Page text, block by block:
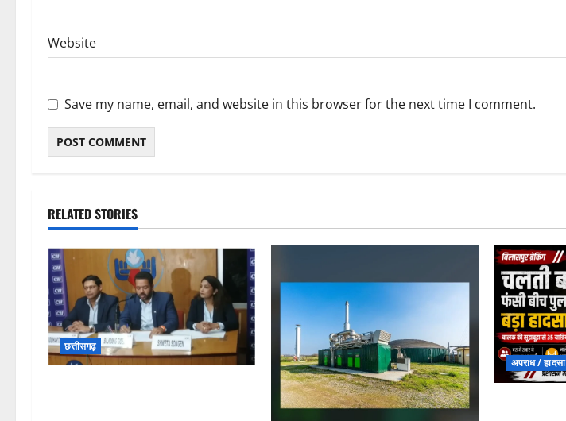
Website
Save my name, email, and website in this browser for the next time I comment.
RELATED STORIES
छत्तीसगढ़
अपराध / हादसा